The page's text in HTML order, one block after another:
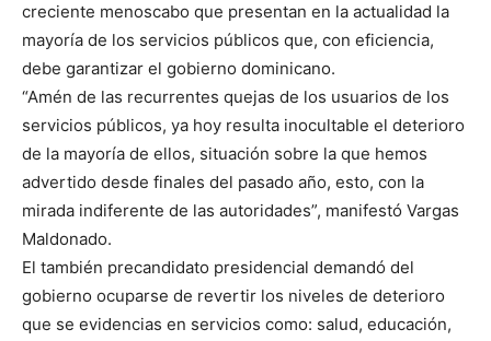
creciente menoscabo que presentan en la actualidad la
mayoría de los servicios públicos que, con eficiencia,
debe garantizar el gobierno dominicano.
“Amén de las recurrentes quejas de los usuarios de los
servicios públicos, ya hoy resulta inocultable el deterioro
de la mayoría de ellos, situación sobre la que hemos
advertido desde finales del pasado año, esto, con la
mirada indiferente de las autoridades”, manifestó Vargas
Maldonado.
El también precandidato presidencial demandó del
gobierno ocuparse de revertir los niveles de deterioro
que se evidencias en servicios como: salud, educación,